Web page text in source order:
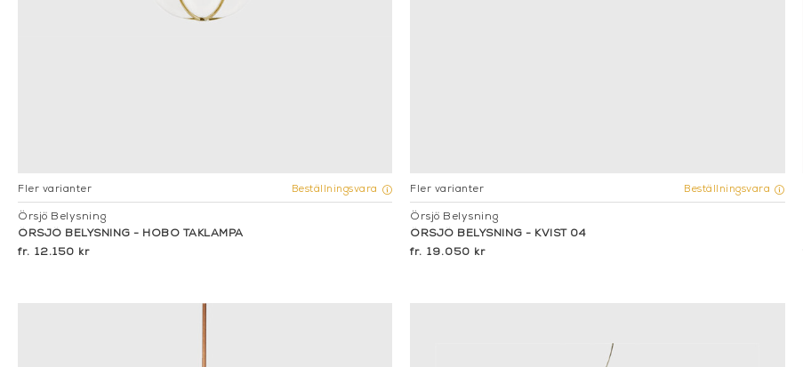
Fler varianter Beställningsvara
Örsjö Belysning
ÖRSJÖ BELYSNING - HOBO TAKLAMPA
12.150 kr
Fler varianter Beställningsvara
Örsjö Belysning
ÖRSJÖ BELYSNING - KVIST 04
19.050 kr